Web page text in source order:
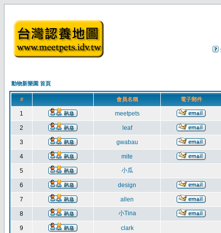
動物新樂園 首頁
# 會員名稱 電子郵件
1 meetpets
2 leaf
3 gwabau
4 mite
5 小瓜
6 design
7 allen
8 小Tina
9 clark